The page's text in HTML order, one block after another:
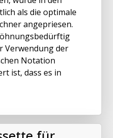
als die optimale
angepriesen.
Verwendung der
Notation
ist, dass es in